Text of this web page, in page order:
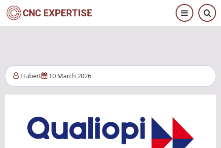
Skip
to
CNC EXPERTISE
Hubert 10 March 2026